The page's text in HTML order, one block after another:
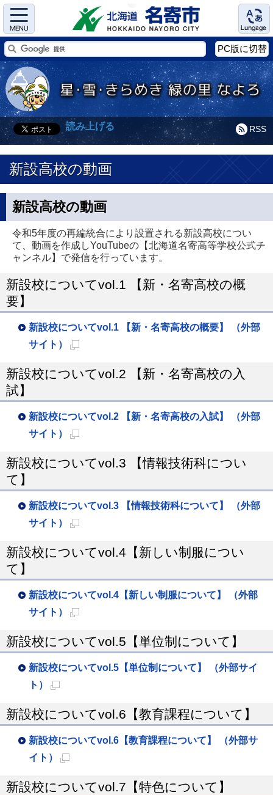
Menu Language
PC版に切替
RSS
読み上げる
新設高校の動画
新設高校の動画
令和5年度の再編統合により設置される新設高校につい
て、動画を作成しYouTubeの【北海道名寄高等学校公式チ
ャンネル】で発信を行っています。
新設校についてvol.1 【新・名寄高校の概
要】
新設校についてvol.1 【新・名寄高校の概要】 （外部
サイト）
規
ジ
開
す
新設校についてvol.2 【新・名寄高校の入
試】
新設校についてvol.2 【新・名寄高校の入試】 （外部
サイト）
規
ジ
開
す
新設校についてvol.3 【情報技術科につい
て】
新設校についてvol.3 【情報技術科について】 （外部
サイト）
規
ジ
開
ま
新設校についてvol.4【新しい制服につい
て】
新設校についてvol.4【新しい制服について】 （外部
サイト）
規
で
開
き
す
新設校についてvol.5【単位制について】
新設校についてvol.5【単位制について】 （外部サイ
ト）
規
ペ
で
新設校についてvol.6【教育課程について】
新設校についてvol.6【教育課程について】 （外部サ
イト）
規
新設校についてvol.7【特色について】